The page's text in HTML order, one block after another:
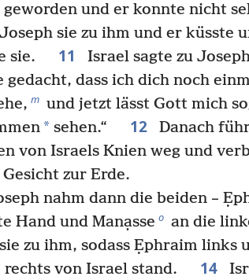
geworden und er konnte nicht
sie zu ihm und er küsste
sie.
11
Israel sagte zu
gedacht, dass ich dich noch
m und jetzt lässt Gott mich
* sehen.“ 12
Danach
von Israels Knien weg und
zur Erde.
nahm dann die beiden –
Hand und Manạsse o an die
zu ihm, sodass Ẹphraim links
rechts von Israel stand.
14